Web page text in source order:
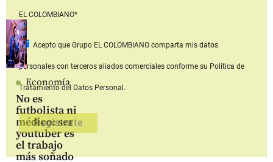
Economía
No es
futbolista ni
médico: ser
youtuber es
el trabajo
más soñado
EL COLOMBIANO*
Acepto que Grupo EL COLOMBIANOcomparta mis datos
personales con terceros aliados comerciales conforme su Política de
Tratamiento del Datos Personal.